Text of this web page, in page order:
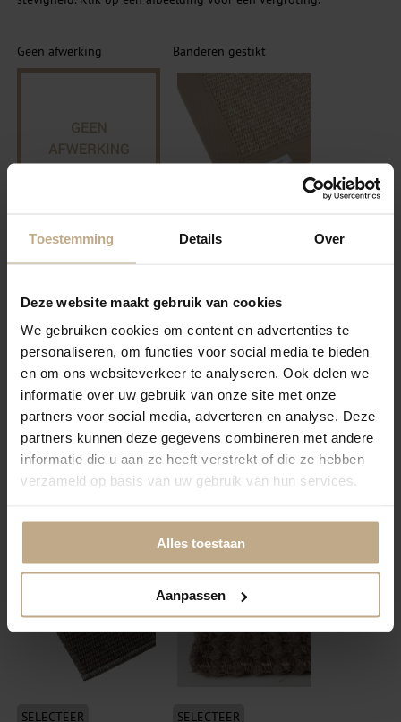
Toestemming Details Over
Deze website maakt gebruik van cookies
We gebruiken cookies om content en advertenties te
personaliseren, om functies voor social media te bieden
en om ons websiteverkeer te analyseren. Ook delen we
informatie over uw gebruik van onze site met onze
partners voor social media, adverteren en analyse. Deze
partners kunnen deze gegevens combineren met andere
informatie die u aan ze heeft verstrekt of die ze hebben
verzameld op basis van uw gebruik van hun services.
Alles toestaan
Aanpassen
Geen afwerking
SELECTEER
Banderen gestikt
SELECTEER
SELECTEER SELECTEER
SELECTEER SELECTEER